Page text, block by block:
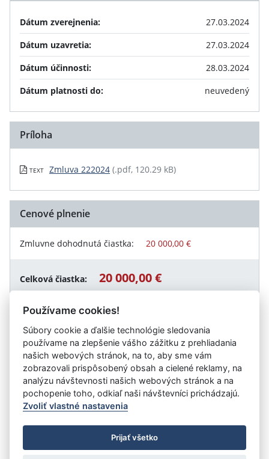
Dátum zverejnenia:
27.03.2024
Dátum uzavretia:
27.03.2024
Dátum účinnosti:
28.03.2024
Dátum platnosti do:
neuvedený
Príloha
TEXT Zmluva 222024 (.pdf, 120.29 kB)
Cenové plnenie
Zmluvne dohodnutá čiastka: 20 000,00 €
Celková čiastka: 20 000,00 €
Návrat späť
Vystavil: Obec Slovenský Grob
Úrad vlády SR
- Všetky práva vyhradené
Prehlásenie o prístupnosti
Zmluvy do 31.12.2010
Nastavenia cookies
Používame cookies!
Súbory cookie a ďalšie technológie sledovania
používame na zlepšenie vášho zážitku z prehliadania
našich webových stránok, na to, aby sme vám
zobrazovali prispôsobený obsah a cielené reklamy, na
analýzu návštevnosti našich webových stránok a na
pochopenie toho, odkiaľ naši návštevníci prichádzajú.
Zvoliť vlastné nastavenia
Prijať všetko